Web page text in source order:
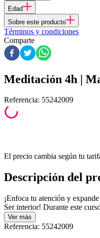
Edad
Sobre este producto
Términos y condiciones
Comparte
Meditación 4h |
Referencia: 55242009
El precio cambia según tu
Descripción del
¡Enfoca tu atención y
Ser interior! Durante este
Ver más
Referencia: 55242009